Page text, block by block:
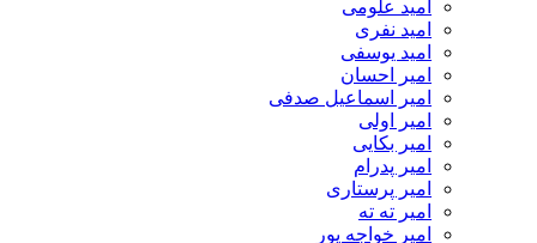
امید علومی
امید نفری
امید یوسفی
امیر احسان
امیر اسماعیل صدفی
امیر اولی
امیر بکایی
امیر پدرام
امیر پرستاری
امیر ته ته
امیر خواجه پور